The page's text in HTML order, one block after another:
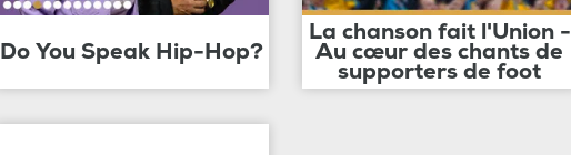
Do You Speak Hip-Hop?
La chanson fait l'Union -
Au cœur des chants de
supporters de foot